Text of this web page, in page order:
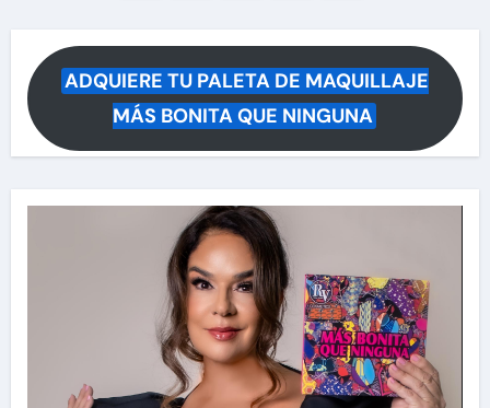
entradas
ADQUIERE TU PALETA DE MAQUILLAJE
MÁS BONITA QUE NINGUNA